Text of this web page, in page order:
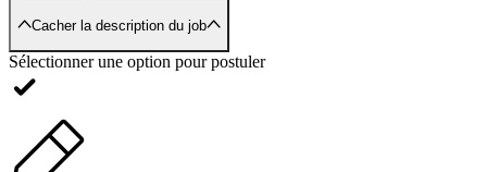
Cacher la description du job
Sélectionner une option pour postuler